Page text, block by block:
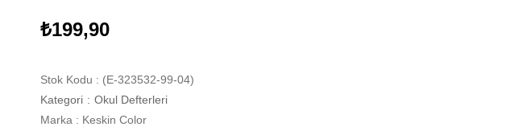
₺199,90
Stok Kodu
(E-323532-99-04)
Kategori : Okul Defterleri
Marka : Keskin Color